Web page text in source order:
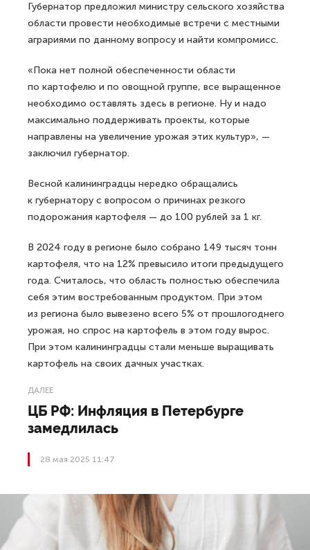
Губернатор предложил министру сельского хозяйства
области провести необходимые встречи с местными
аграриями по данному вопросу и найти компромисс.
«Пока нет полной обеспеченности области
по картофелю и по овощной группе, все выращенное
необходимо оставлять здесь в регионе. Ну и надо
максимально поддерживать проекты, которые
направлены на увеличение урожая этих культур», —
заключил губернатор.
Весной калининградцы нередко обращались
к губернатору с вопросом о причинах резкого
подорожания картофеля — до 100 рублей за 1 кг.
В 2024 году в регионе было собрано 149 тысяч тонн
картофеля, что на 12% превысило итоги предыдущего
года. Считалось, что область полностью обеспечила
себя этим востребованным продуктом. При этом
из региона было вывезено всего 5% от прошлогоднего
урожая, но спрос на картофель в этом году вырос.
При этом калининградцы стали меньше выращивать
картофель на своих дачных участках.
ДАЛЕЕ
ЦБ РФ: Инфляция в Петербурге
замедлилась
28 мая 2025 11:47